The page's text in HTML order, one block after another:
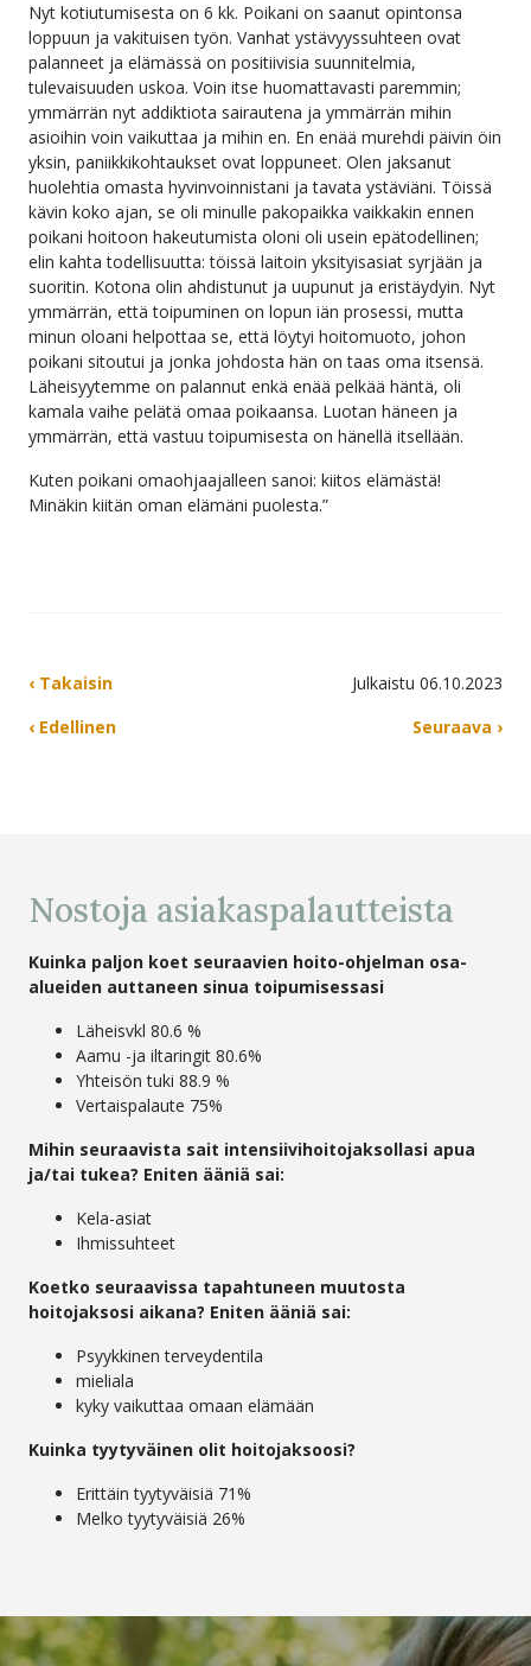
Nyt kotiutumisesta on 6 kk. Poikani on saanut opintonsa
loppuun ja vakituisen työn. Vanhat ystävyyssuhteen ovat
palanneet ja elämässä on positiivisia suunnitelmia,
tulevaisuuden uskoa. Voin itse huomattavasti paremmin;
ymmärrän nyt addiktiota sairautena ja ymmärrän mihin
asioihin voin vaikuttaa ja mihin en. En enää murehdi päivin öin
yksin, paniikkikohtaukset ovat loppuneet. Olen jaksanut
huolehtia omasta hyvinvoinnistani ja tavata ystäviäni. Töissä
kävin koko ajan, se oli minulle pakopaikka vaikkakin ennen
poikani hoitoon hakeutumista oloni oli usein epätodellinen;
elin kahta todellisuutta: töissä laitoin yksityisasiat syrjään ja
suoritin. Kotona olin ahdistunut ja uupunut ja eristäydyin. Nyt
ymmärrän, että toipuminen on lopun iän prosessi, mutta
minun oloani helpottaa se, että löytyi hoitomuoto, johon
poikani sitoutui ja jonka johdosta hän on taas oma itsensä.
Läheisyytemme on palannut enkä enää pelkää häntä, oli
kamala vaihe pelätä omaa poikaansa. Luotan häneen ja
ymmärrän, että vastuu toipumisesta on hänellä itsellään.
Kuten poikani omaohjaajalleen sanoi: kiitos elämästä!
Minäkin kiitän oman elämäni puolesta.”
‹ Takaisin
Julkaistu 06.10.2023
‹ Edellinen
Seuraava ›
Nostoja asiakaspalautteista
Kuinka paljon koet seuraavien hoito-ohjelman osa-
alueiden auttaneen sinua toipumisessasi
Läheisvkl 80.6 %
Aamu -ja iltaringit 80.6%
Yhteisön tuki 88.9 %
Vertaispalaute 75%
Mihin seuraavista sait intensiivihoitojaksollasi apua
ja/tai tukea? Eniten ääniä sai:
Kela-asiat
Ihmissuhteet
Koetko seuraavissa tapahtuneen muutosta
hoitojaksosi aikana? Eniten ääniä sai:
Psyykkinen terveydentila
mieliala
kyky vaikuttaa omaan elämään
Kuinka tyytyväinen olit hoitojaksoosi?
Erittäin tyytyväisiä 71%
Melko tyytyväisiä 26%